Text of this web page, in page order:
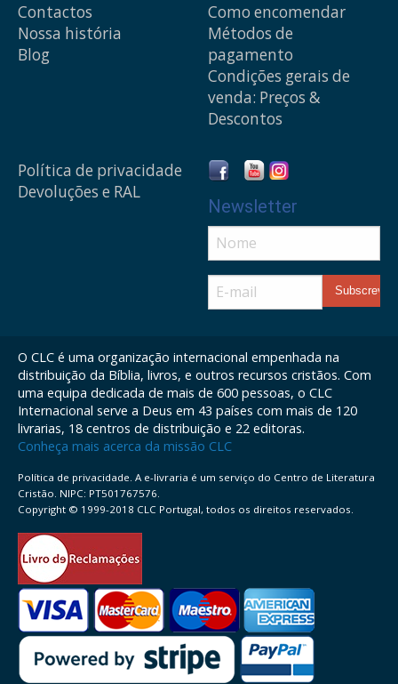
Contactos
Nossa história
Blog
Como encomendar
Métodos de
pagamento
Condições gerais de
venda: Preços &
Descontos
Política de privacidade
Devoluções e RAL
Newsletter
O CLC é uma organização internacional empenhada na
distribuição da Bíblia, livros, e outros recursos cristãos. Com
uma equipa dedicada de mais de 600 pessoas, o CLC
Internacional serve a Deus em 43 países com mais de 120
livrarias, 18 centros de distribuição e 22 editoras.
Conheça mais acerca da missão CLC
Política de privacidade. A e-livraria é um serviço do Centro de Literatura
Cristão. NIPC: PT501767576.
Copyright © 1999-2018 CLC Portugal, todos os direitos reservados.